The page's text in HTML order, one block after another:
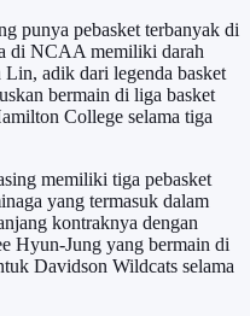
punya pebasket terbanyak di
di NCAA memiliki darah
Lin, adik dari legenda basket
bermain di liga basket
College selama tiga
memiliki tiga pebasket
yang termasuk dalam
kontraknya dengan
Hyun-Jung yang bermain di
Davidson Wildcats selama